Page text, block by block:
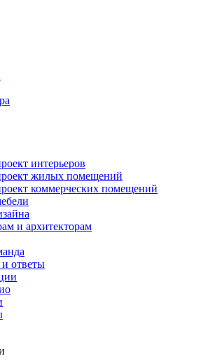
интерьеров
жилых помещений
коммерческих помещений
и архитекторам
ответы